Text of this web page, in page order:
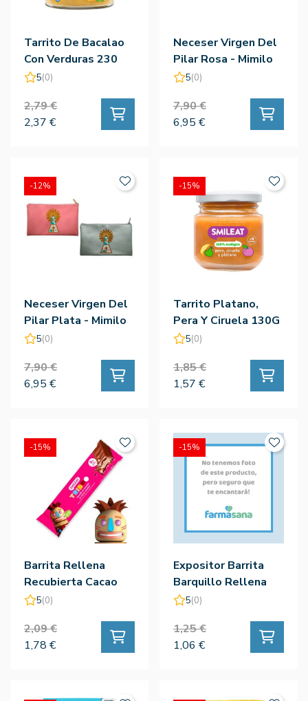
Tarrito De Bacalao
Con Verduras 230
Gr. - Smileat
5(0)
2,79 €
2,37 €
Neceser Virgen Del
Pilar Rosa - Mimilo
5(0)
7,90 €
6,95 €
Neceser Virgen Del
Pilar Plata - Mimilo
5(0)
7,90 €
6,95 €
-12%
Tarrito Platano,
Pera Y Ciruela 130G
- Smileat
5(0)
1,85 €
1,57 €
-15%
Barrita Rellena
Recubierta Cacao
Eco 40G - Smileat
5(0)
2,09 €
1,78 €
-15%
Expositor Barrita
Barquillo Rellena
Eco 30G 20Ud -
5(0)
1,25 €
1,06 €
-15%